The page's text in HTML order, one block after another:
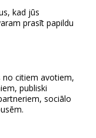
kad jūs
prasīt papildu
no citiem avotiem,
publiski
sociālo